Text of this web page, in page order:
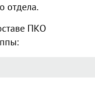
отдела.
ПКО